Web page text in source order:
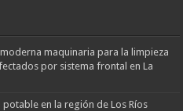
maquinaria para la limpieza
por sistema frontal en La
en la región de Los Ríos